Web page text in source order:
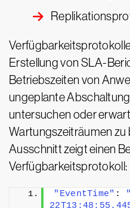
Erstellung von SLA-
Betriebszeiten von
ungeplante
untersuchen oder
Wartungszeiträumen
Ausschnitt zeigt einen
Verfügbarkeitsprotokoll:
"EventTime" :